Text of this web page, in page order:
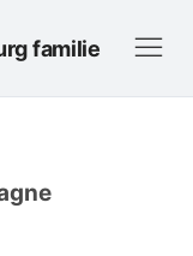
familie